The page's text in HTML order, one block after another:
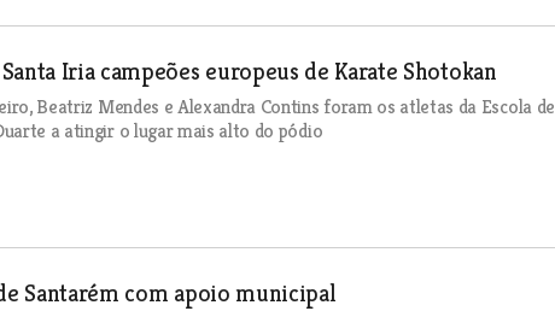
Iria campeões europeus de Karate Shotokan
Beatriz Mendes e Alexandra Contins foram os atletas da Escola de
a atingir o lugar mais alto do pódio
Santarém com apoio municipal